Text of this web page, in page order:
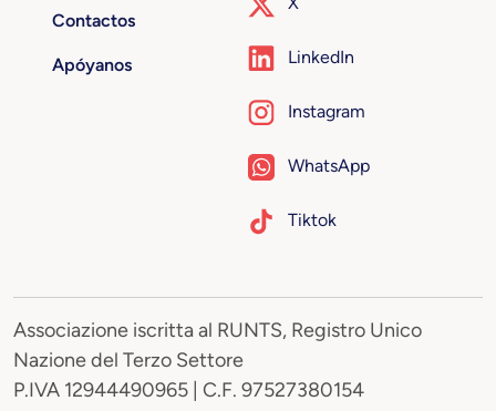
Contactos
Apóyanos LinkedIn
Instagram
WhatsApp
Tiktok
Associazione iscritta al RUNTS, Registro Unico
Nazione del Terzo Settore
P.IVA 12944490965 | C.F. 97527380154